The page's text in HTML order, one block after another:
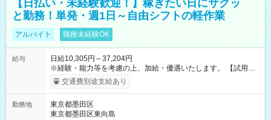
【日払い・未経験歓迎！】稼ぎたい日にサクッ
と勤務！単発・週1日～自由シフトの軽作業
アルバイト 職種未経験OK
給与
日給10,305円～37,204円
※経験・能力等を考慮の上、加給・優遇いたします。 【試用期
間】試用期間なし
交通費別途支給あり
勤務地
東京都墨田区
東京都墨田区東向島